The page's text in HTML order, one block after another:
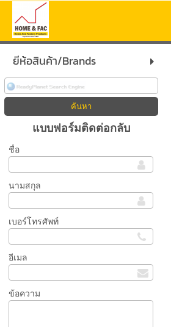
ยีห้อสินค้า/Brands
แบบฟอร์มติดต่อกลับ
ชื่อ
นามสกุล
เบอร์โทรศัพท์
อีเมล
ข้อความ